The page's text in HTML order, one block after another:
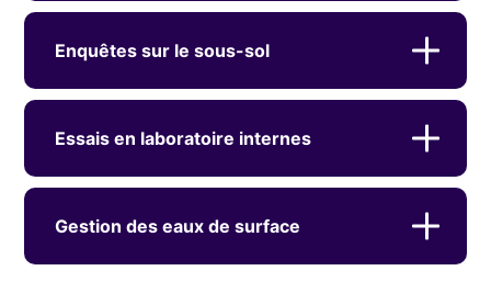
Enquêtes sur le sous-sol
Essais en laboratoire internes
Gestion des eaux de surface